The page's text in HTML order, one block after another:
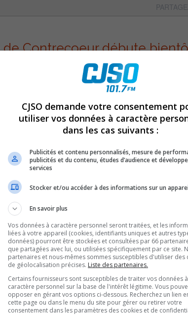
de Contrecoeur débute
CJSO demande votre consentement
utiliser vos données à caractère
dans les cas suivants :
Publicités et contenu personnalisés, mesure de
publicités et du contenu, études d’audience et
services
Stocker et/ou accéder à des informations sur un
En savoir plus
Vos données à caractère personnel seront traitées, et les
liées à votre appareil (cookies, identifiants uniques et autres
données) pourront être stockées et consultées par 66
que partagées avec lui, ou utilisées spécifiquement par ce site.
partenaires et nous-mêmes sommes susceptibles d'utiliser des
de géolocalisation précises. Liste des partenaires.
Certains fournisseurs sont susceptibles de traiter vos données à
caractère personnel sur la base de l'intérêt légitime. Vous
opposer en gérant vos options ci-dessous. Recherchez un lien
cette page ou dans le menu du site pour gérer ou retirer votre
consentement dans les paramètres des cookies et de